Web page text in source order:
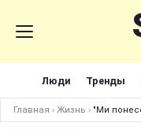
Люди Тренды
Главная › Жизнь › "Ми